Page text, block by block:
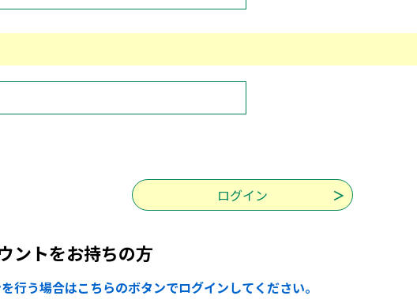
ントをお持ちの方
行う場合はこちらのボタンでログインしてください。